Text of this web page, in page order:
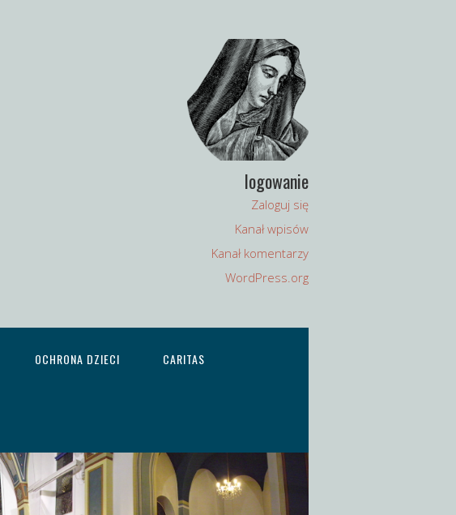
logowanie
Zaloguj się
Kanał wpisów
Kanał komentarzy
WordPress.org
OCHRONA DZIECI CARITAS